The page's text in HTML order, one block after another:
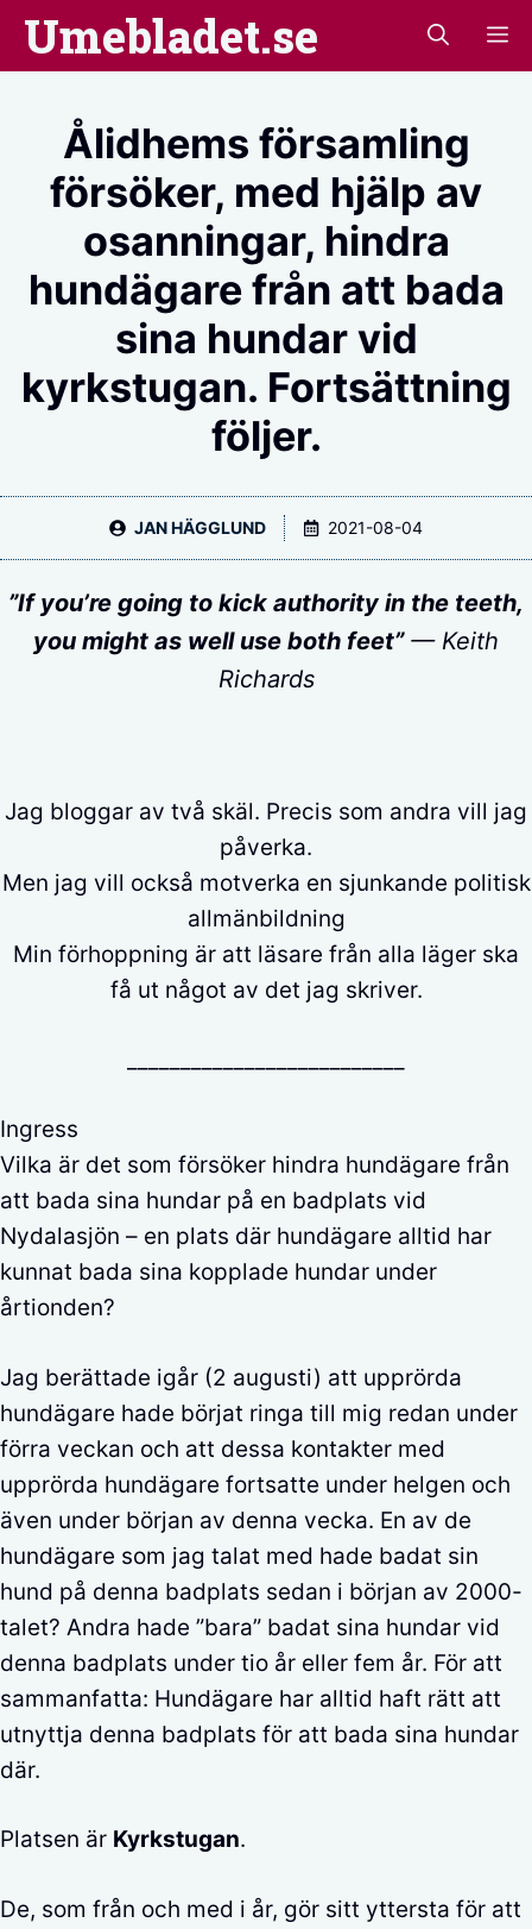
Hoppa
Umebladet.se
Ålidhems församling
försöker, med hjälp av
osanningar, hindra
hundägare från att bada
sina hundar vid
kyrkstugan. Fortsättning
följer.
JAN HÄGGLUND 2021-08-04
”If you’re going to kick authority in the teeth,
you might as well use both feet”— Keith
Richards
Jag bloggar av två skäl. Precis som andra vill jag
påverka.
Men jag vill också motverka en sjunkande politisk
allmänbildning
Min förhoppning är att läsare från alla läger ska
få ut något av det jag skriver.
Ingress
Vilka är det som försöker hindra hundägare från
att bada sina hundar på en badplats vid
Nydalasjön – en plats där hundägare alltid har
kunnat bada sina kopplade hundar under
årtionden?
Jag berättade igår (2 augusti) att upprörda
hundägare hade börjat ringa till mig redan under
förra veckan och att dessa kontakter med
upprörda hundägare fortsatte under helgen och
även under början av denna vecka. En av de
hundägare som jag talat med hade badat sin
hund på denna badplats sedan i början av 2000-
talet? Andra hade ”bara” badat sina hundar vid
denna badplats under tio år eller fem år. För att
sammanfatta: Hundägare har alltid haft rätt att
utnyttja denna badplats för att bada sina hundar
där.
Platsen är Kyrkstugan.
De, som från och med i år, gör sitt yttersta för att